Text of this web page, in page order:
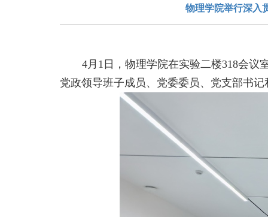
物理学院举行深入
4月 1 日，物理学院在实验二楼318会议
党政领导班子成员、党委委员、党支部书